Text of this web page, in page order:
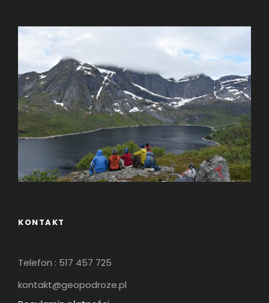
KONTAKT
Telefon : 517 457 725
kontakt@geopodroze.pl